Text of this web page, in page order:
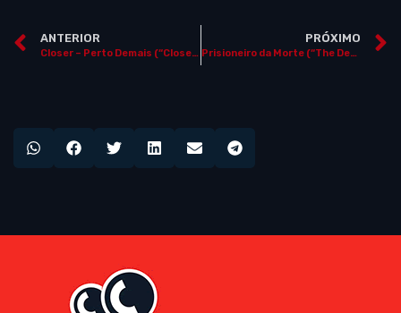
ANTERIOR
Closer – Perto Demais (“Closer”, EUA, 2004)
PRÓXIMO
Prisioneiro da Morte (“The Deaths of Ian Stone”, EUA, 2007)